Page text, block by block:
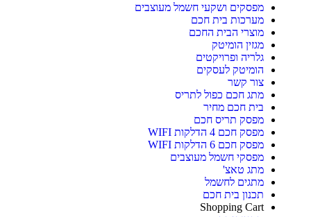
מפסקים ושקעי חשמל מעוצבים
מערכות בית חכם
מוצרי הבית החכם
מגזין הומיטק
גלריה ופרויקטים
הומיטק לעסקים
צור קשר
מתג חכם כפול לתריס
בית חכם מחיר
מפסק תריס חכם
מפסק חכם 4 הדלקות WIFI
מפסק חכם 6 הדלקות WIFI
מפסקי חשמל מעוצבים
מתג טאצ'
מתגים לחשמל
תכנון בית חכם
Shopping Cart